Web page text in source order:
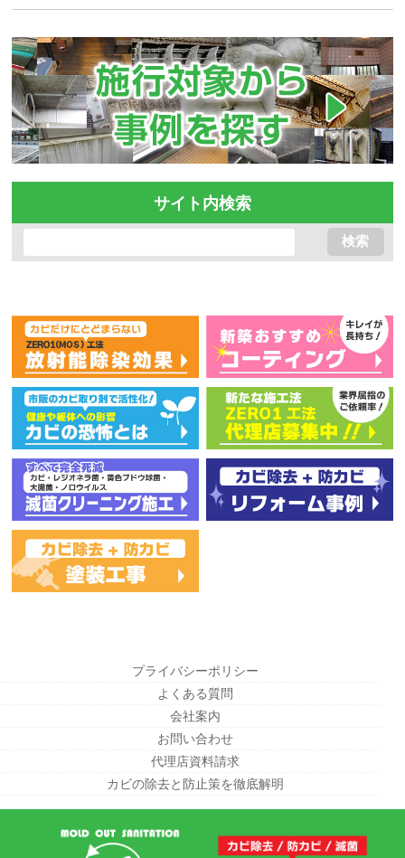
サイト内検索
プライバシーポリシー
よくある質問
会社案内
お問い合わせ
代理店資料請求
カビの除去と防止策を徹底解明